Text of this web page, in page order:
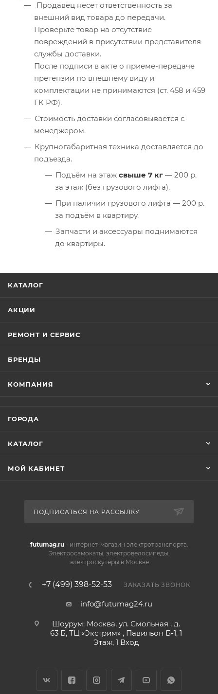
Продавец несет ответственность за
внешний вид товара до передачи.
Проверьте товар на отсутствие
повреждений в присутствии представителя
службы доставки.
После подписи в акте о приеме-передаче
претензии по внешнему виду и
комплектации не принимаются (ст. 458 и 459
ГК РФ).
Стоимость доставки согласовывается с
менеджером.
Крупногабаритная техника доставляется до
подъезда.
Подъём на этаж свыше 7 кг — 200 р.
за этаж (без грузового лифта).
При наличии грузового лифта — 200 р.
за подъём в квартиру.
Запчасти и аксессуары поднимаются
до квартиры.
КАТАЛОГ
АКЦИИ
РЕМОНТ И СЕРВИС
БРЕНДЫ
КОМПАНИЯ
ГОРОДА
КАТАЛОГ
МОЙ КАБИНЕТ
ПОДПИСАТЬСЯ НА РАССЫЛКУ
futumag.ru- интернет-магазин электротранспорта.
Электросамокаты, электровелосипеды,
электроскутеры в Москве
+7 (499) 398-52-53 ЗАКАЗАТЬ ЗВОНОК
info@futumag24.ru
Шоурум: Москва, ул. Смольная , д.
63 Б, ТЦ «Экстрим» , Павильон Б-1, 1
Этаж, 1 Вход